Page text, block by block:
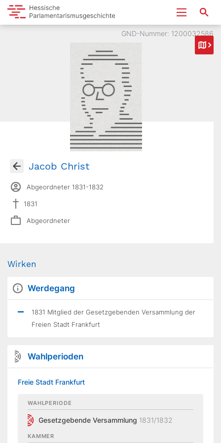
GND-Nummer: 1200032586
Jacob Christ
Abgeordneter 1831-1832
1831
Abgeordneter
Wirken
Werdegang
1831 Mitglied der Gesetzgebenden Versammlung der
Freien Stadt Frankfurt
Wahlperioden
Freie Stadt Frankfurt
WAHLPERIODE
Gesetzgebende Versammlung 1831/1832
KAMMER